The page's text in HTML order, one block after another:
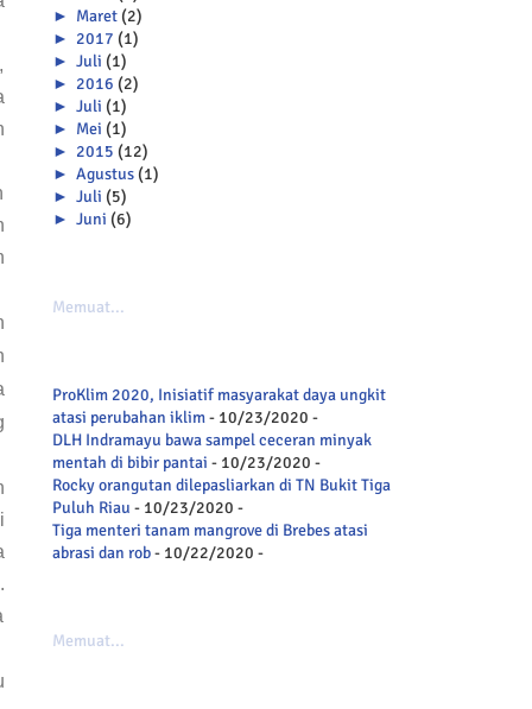
► Maret (2)
► 2017 (1)
► Juli (1)
► 2016 (2)
► Juli (1)
► Mei (1)
► 2015 (12)
► Agustus (1)
► Juli (5)
► Juni (6)
Memuat...
ProKlim 2020, Inisiatif masyarakat daya ungkit
atasi perubahan iklim- 10/23/2020 -
DLH Indramayu bawa sampel ceceran minyak
mentah di bibir pantai - 10/23/2020 -
Rocky orangutan dilepasliarkan di TN Bukit Tiga
Puluh Riau - 10/23/2020 -
Tiga menteri tanam mangrove di Brebes atasi
abrasi dan rob- 10/22/2020 -
Memuat...